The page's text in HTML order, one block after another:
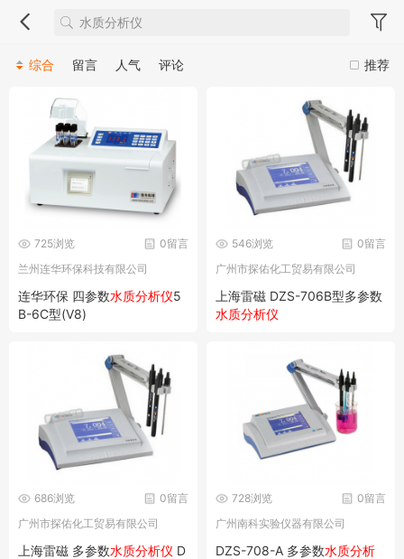
推荐
综合 留言 人气 评论
0留言
725浏览
兰州连华环保科技有限公司
连华环保 四参数水质分析仪5
B-6C型(V8)
0留言
546浏览
广州市探佑化工贸易有限公司
上海雷磁 DZS-706B型多参数
水质分析仪
0留言
686浏览
广州市探佑化工贸易有限公司
上海雷磁 多参数水质分析仪 D
0留言
728浏览
广州南科实验仪器有限公司
DZS-708-A 多参数水质分析